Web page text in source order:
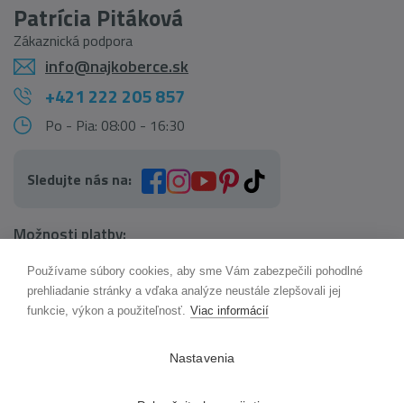
Patrícia Pitáková
Zákaznická podpora
info@najkoberce.sk
+421 222 205 857
Po - Pia: 08:00 - 16:30
Sledujte nás na:
Možnosti platby:
Používame súbory cookies, aby sme Vám zabezpečili pohodlné
prehliadanie stránky a vďaka analýze neustále zlepšovali jej
funkcie, výkon a použiteľnosť. Viac informácií
Nastavenia
AI pomocník Maxík
Online